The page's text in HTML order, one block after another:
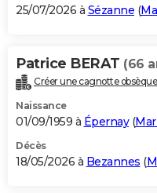
BONS PLANS
Carte de Noël
Carte Bonne année
Carte Saint-Valentin
Carte Pâques
Carte d'anniversaire
DICTIONNAIRE
Dictionnaire
Biographies
Citations
Expressions
Proverbes
PROGRAMME TV
S'inscrire
Se connecter
Lycées
Collèges
Primaires
Universités
Entreprises
Service militaire
Avis de recherche
AVIS DE DÉCÈS
25/07/2026 à Sézanne (
Patrice BERAT (66
Créer une cagnotte
Naissance
01/09/1959 à Épernay(
Décès
18/05/2026 à Bezannes (